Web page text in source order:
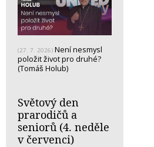
(27. 7. 2026) Není nesmysl
položit život pro druhé?
(Tomáš Holub)
Světový den
prarodičů a
seniorů (4. neděle
v červenci)